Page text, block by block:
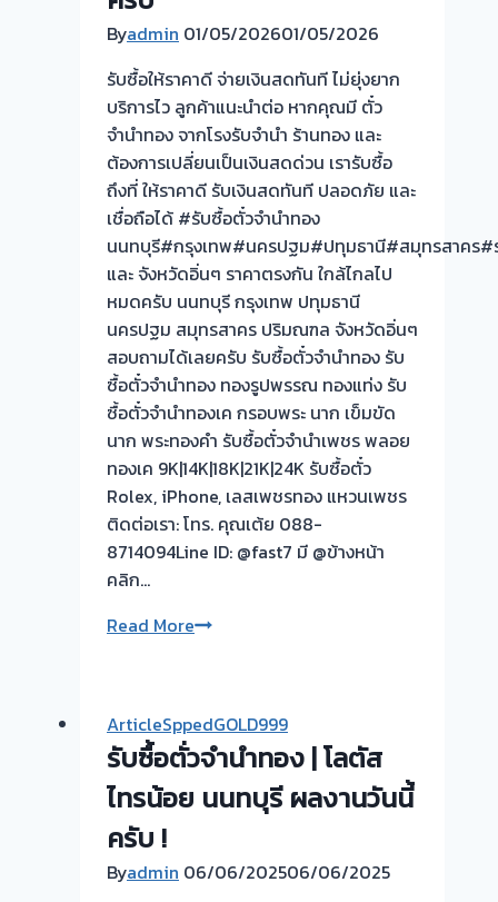
Byadmin 01/05/202601/05/2026
รับซื้อให้ราคาดี จ่ายเงินสดทันที ไม่ยุ่งยาก
บริการไว ลูกค้าแนะนำต่อ หากคุณมี ตั๋ว
จำนำทอง จากโรงรับจำนำ ร้านทอง และ
ต้องการเปลี่ยนเป็นเงินสดด่วน เรารับซื้อ
ถึงที่ ให้ราคาดี รับเงินสดทันที ปลอดภัย และ
เชื่อถือได้ #รับซื้อตั๋วจำนำทอง
นนทบุรี#กรุงเทพ#นครปฐม#ปทุมธานี#สมุทรสาคร#
และ จังหวัดอิ่นๆ ราคาตรงกัน ใกล้ไกลไป
หมดครับ นนทบุรี กรุงเทพ ปทุมธานี
นครปฐม สมุทรสาคร ปริมณฑล จังหวัดอิ่นๆ
สอบถามได้เลยครับ รับซื้อตั๋วจำนำทอง รับ
ซื้อตั๋วจำนำทอง ทองรูปพรรณ ทองแท่ง รับ
ซื้อตั๋วจำนำทองเค กรอบพระ นาก เข็มขัด
นาก พระทองคำ รับซื้อตั๋วจำนำเพชร พลอย
ทองเค 9K|14K|18K|21K|24K รับซื้อตั๋ว
Rolex, iPhone, เลสเพชรทอง แหวนเพชร
ติดต่อเรา: โทร. คุณเต้ย 088-
8714094Line ID: @fast7 มี @ข้างหน้า
คลิก…
Read Moreรับ
ทอง
ยินดี
บริการ
ไถ่ถอน
ArticleSppedGOLD999
รับซื้อตั่วจำนำทอง | โลตัส
ไทรน้อย นนทบุรี ผลงานวันนี้
ครับ !
Byadmin 06/06/202506/06/2025